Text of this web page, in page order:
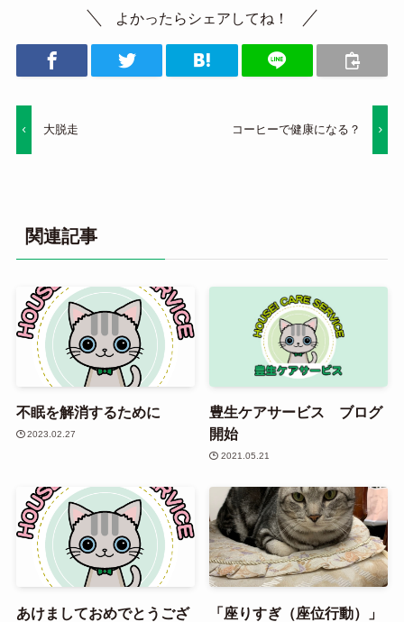
よかったらシェアしてね！
大脱走 コーヒーで健康になる？
関連記事
不眠を解消するために
2023.02.27
豊生ケアサービス ブログ
開始
2021.05.21
あけましておめでとうござ
「座りすぎ（座位行動）」